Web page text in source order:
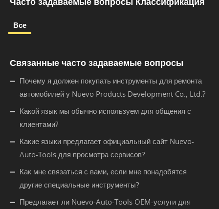
Все
Связанные часто задаваемые вопросы
Почему я должен покупать инструменты для ремонта
автомобилей у Nuevo Products Development Co., Ltd.?
Какой язык мы обычно используем для общения с
клиентами?
Какие языки предлагает официальный сайт Nuevo-
Auto-Tools для просмотра сервисов?
Как мне связаться с вами, если мне понадобятся
другие специальные инструменты?
Предлагает ли Nuevo-Auto-Tools OEM-услуги для